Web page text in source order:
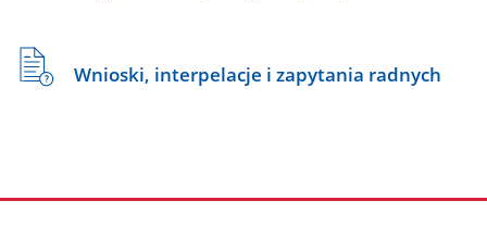
Wnioski, interpelacje i zapytania radnych